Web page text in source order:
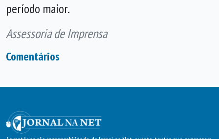
período maior.
Assessoria de Imprensa
Comentários